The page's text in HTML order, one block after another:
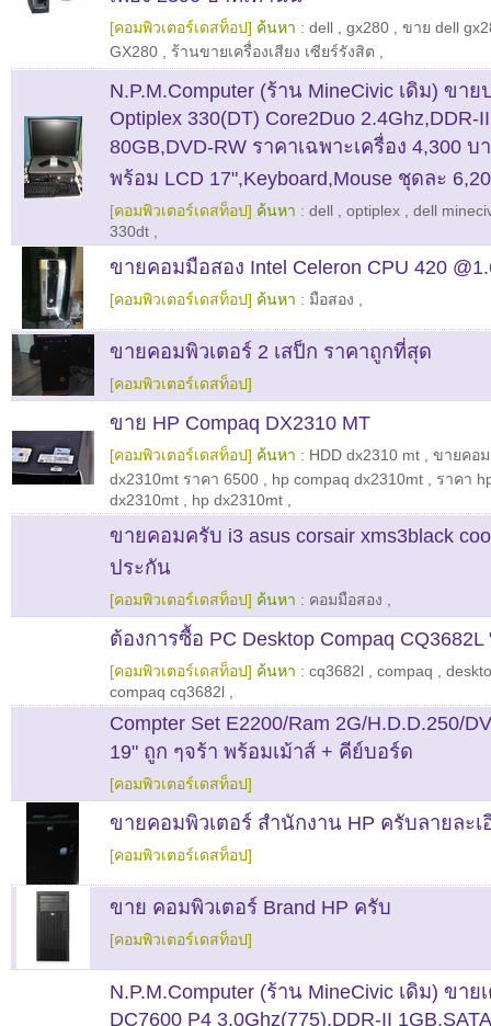
[คอมพิวเตอร์เดสท็อป] ค้นหา : dell gx280
ขาย dell
GX280
ร้านขายเครื่องเสียง เซียร์รังสิต
N.P.M.Computer (ร้าน MineCivic เดิม) ขาย
Optiplex 330(DT) Core2Duo 2.4Ghz,DDR-
80GB,DVD-RW ราคาเฉพาะเครื่อง 4,300
พร้อม LCD 17",Keyboard,Mouse ชุดละ
[คอมพิวเตอร์เดสท็อป] ค้นหา : dell optiplex
dell
330dt
ขายคอมมือสอง Intel Celeron CPU 420
[คอมพิวเตอร์เดสท็อป] ค้นหา : มือสอง
ขายคอมพิวเตอร์ 2 เสป็ก ราคาถูกที่สุด
[คอมพิวเตอร์เดสท็อป]
ขาย HP Compaq DX2310 MT
[คอมพิวเตอร์เดสท็อป] ค้นหา : HDD dx2310 mt
ขายคอม
dx2310mt ราคา 6500
hp compaq dx2310mt
ราคา
dx2310mt
hp dx2310mt
ขายคอมครับ i3 asus corsair xms3black
ประกัน
[คอมพิวเตอร์เดสท็อป] ค้นหา : คอมมือสอง
ต้องการซื้อ PC Desktop Compaq
[คอมพิวเตอร์เดสท็อป] ค้นหา : cq3682l compaq
compaq cq3682l
Compter Set E2200/Ram 2G/H.D.D.250/
19" ถูก ๆจร้า พร้อมเม้าส์ + คีย์บอร์ด
[คอมพิวเตอร์เดสท็อป]
ขายคอมพิวเตอร์ สำนักงาน HP ครับลายละ
[คอมพิวเตอร์เดสท็อป]
ขาย คอมพิวเตอร์ Brand HP ครับ
[คอมพิวเตอร์เดสท็อป]
N.P.M.Computer (ร้าน MineCivic เดิม) ขาย
DC7600 P4 3.0Ghz(775),DDR-II